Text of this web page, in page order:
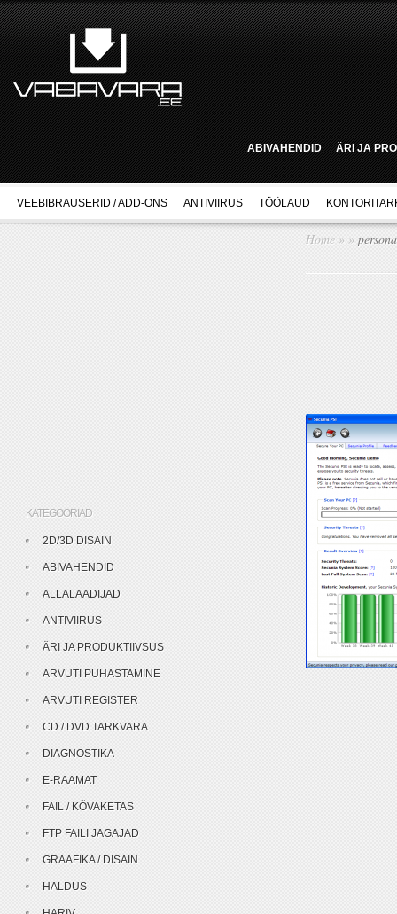
ABIVAHENDID ÄRI JA
VEEBIBRAUSERID / ADD-ONS ANTIVIIRUS TÖÖLAUD
Home » »
KATEGOORIAD
2D/3D DISAIN
ABIVAHENDID
ALLALAADIJAD
ANTIVIIRUS
ÄRI JA PRODUKTIIVSUS
ARVUTI PUHASTAMINE
ARVUTI REGISTER
CD / DVD TARKVARA
DIAGNOSTIKA
E-RAAMAT
FAIL / KÕVAKETAS
FTP FAILI JAGAJAD
GRAAFIKA / DISAIN
HALDUS